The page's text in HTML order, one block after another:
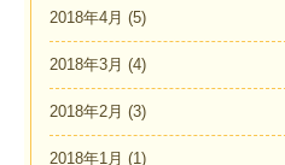
2018年4月 (5)
2018年3月 (4)
2018年2月 (3)
2018年1月 (1)